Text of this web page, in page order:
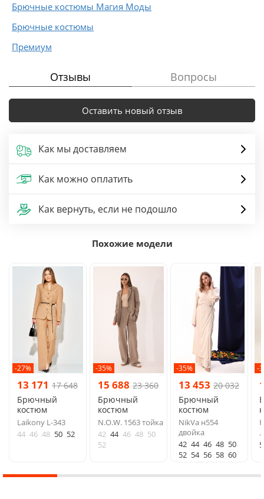
Брючные костюмы Магия Моды
Брючные костюмы
Премиум
Отзывы Вопросы
Оставить новый отзыв
Как мы доставляем
Как можно оплатить
Как вернуть, если не подошло
Похожие модели
-27%
13 171 17 648
Брючный
костюм
Laikony L-343
44 46 48 50 52
-35%
15 688 23 360
Брючный
костюм
N.O.W. 1563 тойка
42 44 46 48 50
52
-35%
13 453 20 032
Брючный
костюм
NikVa н554
двойка
42 44 46 48 50
52 54 56 58 60
-